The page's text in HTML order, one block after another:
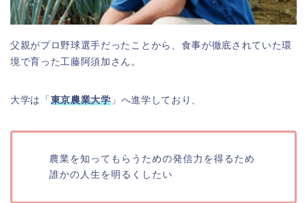
父親がプロ野球選手だったことから、食事が徹底されていた環
境で育った工藤阿須加さん。
大学は「 東京農業大学」へ進学しており、
農業を知ってもらうための発信力を得るため
誰かの人生を明るくしたい